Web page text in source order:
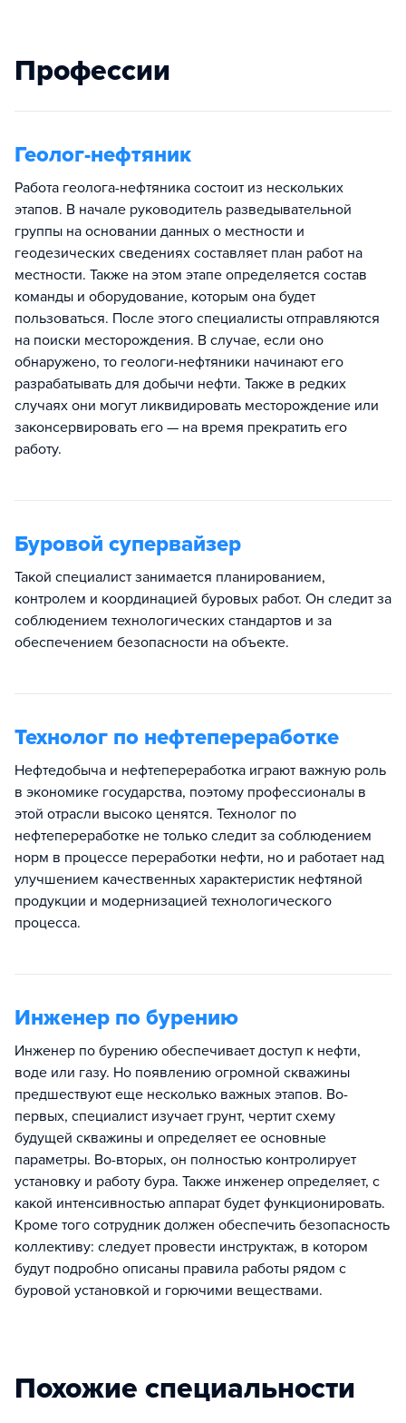
Профессии
Геолог-нефтяник
Работа геолога-нефтяника состоит из нескольких
этапов. В начале руководитель разведывательной
группы на основании данных о местности и
геодезических сведениях составляет план работ на
местности. Также на этом этапе определяется состав
команды и оборудование, которым она будет
пользоваться. После этого специалисты отправляются
на поиски месторождения. В случае, если оно
обнаружено, то геологи-нефтяники начинают его
разрабатывать для добычи нефти. Также в редких
случаях они могут ликвидировать месторождение или
законсервировать его — на время прекратить его
работу.
Буровой супервайзер
Такой специалист занимается планированием,
контролем и координацией буровых работ. Он следит за
соблюдением технологических стандартов и за
обеспечением безопасности на объекте.
Технолог по нефтепереработке
Нефтедобыча и нефтепереработка играют важную роль
в экономике государства, поэтому профессионалы в
этой отрасли высоко ценятся. Технолог по
нефтепереработке не только следит за соблюдением
норм в процессе переработки нефти, но и работает над
улучшением качественных характеристик нефтяной
продукции и модернизацией технологического
процесса.
Инженер по бурению
Инженер по бурению обеспечивает доступ к нефти,
воде или газу. Но появлению огромной скважины
предшествуют еще несколько важных этапов. Во-
первых, специалист изучает грунт, чертит схему
будущей скважины и определяет ее основные
параметры. Во-вторых, он полностью контролирует
установку и работу бура. Также инженер определяет, с
какой интенсивностью аппарат будет функционировать.
Кроме того сотрудник должен обеспечить безопасность
коллективу: следует провести инструктаж, в котором
будут подробно описаны правила работы рядом с
буровой установкой и горючими веществами.
Похожие специальности